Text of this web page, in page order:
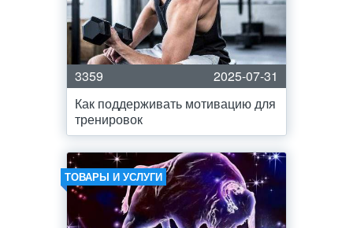
3359
2025-07-31
Как поддерживать мотивацию для
тренировок
ТОВАРЫ И УСЛУГИ